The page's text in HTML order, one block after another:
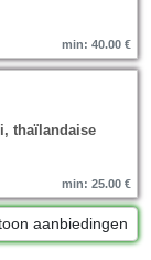
min: 40.00 €
thaïlandaise
min: 25.00 €
aanbiedingen